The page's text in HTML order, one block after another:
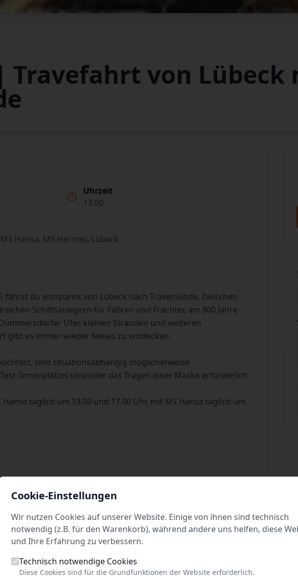
Travefahrt von Lübeck
Uhrzeit
13:00
Hansa, MS Hermes, Lübeck
fährst du entspannt von Lübeck nach Travemünde. Zwischen
Schiffsanlegern für Fähren und Frachter, am 800 Jahre
Ufer, kleinen Stränden und weiteren
gibt es immer wieder Neues zu entdecken.
sind situationsabhängig möglicherweise
(Innenplätze) und/oder das Tragen einer Maske erforderlich
täglich um 13.00 und 17.00 Uhr, mit MS Hansa täglich um
€ 17,- p. P. Kinder (4 bis 14 Jahre)/€ 9,- p. Fahrrad/€ 4,- p.
Kombi-Ticket Hin- und Rückfahrt, Familien und Gruppen
Cookie-Einstellungen
Wir nutzen Cookies auf unserer Website. Einige von ihnen sind technisch
notwendig (z.B. für den Warenkorb), während andere uns helfen, diese
und Ihre Erfahrung zu verbessern.
Technisch notwendige Cookies
Diese Cookies sind für die Grundfunktionen der Website erforderlich.